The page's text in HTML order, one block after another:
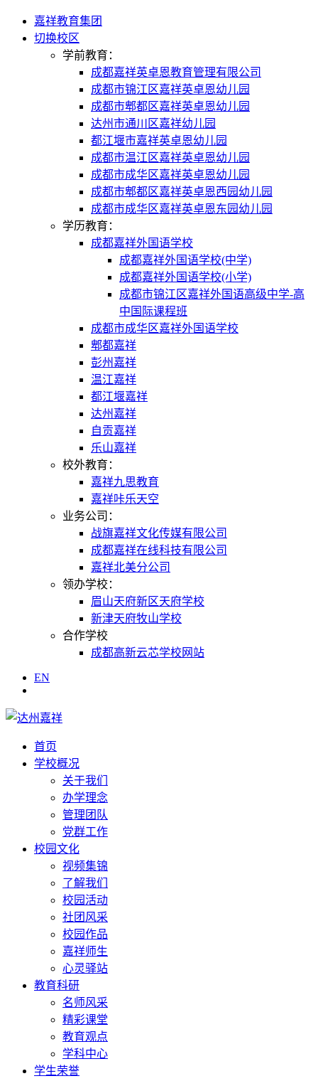
嘉祥教育集团
切换校区
学前教育：
成都嘉祥英卓恩教育管理有限公司
成都市锦江区嘉祥英卓恩幼儿园
成都市郫都区嘉祥英卓恩幼儿园
达州市通川区嘉祥幼儿园
都江堰市嘉祥英卓恩幼儿园
成都市温江区嘉祥英卓恩幼儿园
成都市成华区嘉祥英卓恩幼儿园
成都市郫都区嘉祥英卓恩西园幼儿园
成都市成华区嘉祥英卓恩东园幼儿园
学历教育：
成都嘉祥外国语学校
成都嘉祥外国语学校(中学)
成都嘉祥外国语学校(小学)
成都市锦江区嘉祥外国语高级中学-高
中国际课程班
成都市成华区嘉祥外国语学校
郫都嘉祥
彭州嘉祥
温江嘉祥
都江堰嘉祥
达州嘉祥
自贡嘉祥
乐山嘉祥
校外教育：
嘉祥九思教育
嘉祥咔乐天空
业务公司：
战旗嘉祥文化传媒有限公司
成都嘉祥在线科技有限公司
嘉祥北美分公司
领办学校：
眉山天府新区天府学校
新津天府牧山学校
合作学校
成都高新云芯学校网站
EN
首页
学校概况
关于我们
办学理念
管理团队
党群工作
校园文化
视频集锦
了解我们
校园活动
社团风采
校园作品
嘉祥师生
心灵驿站
教育科研
名师风采
精彩课堂
教育观点
学科中心
学生荣誉